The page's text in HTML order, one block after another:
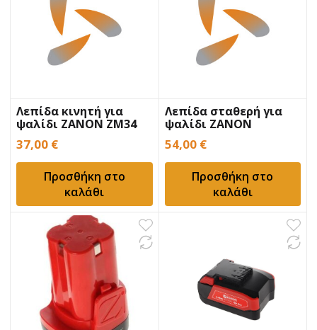
Λεπίδα κινητή για
ψαλίδι ZANON ZM34
37,00 €
Προσθήκη στο
καλάθι
Λεπίδα σταθερή για
ψαλίδι ZANON
ZM22/ZM27
54,00 €
Προσθήκη στο
καλάθι